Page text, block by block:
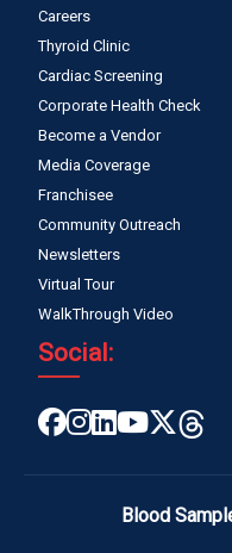
Careers
Thyroid Clinic
Cardiac Screening
Corporate Health Check
Become a Vendor
Media Coverage
Franchisee
Community Outreach
Newsletters
Virtual Tour
WalkThrough Video
Social:
Blood